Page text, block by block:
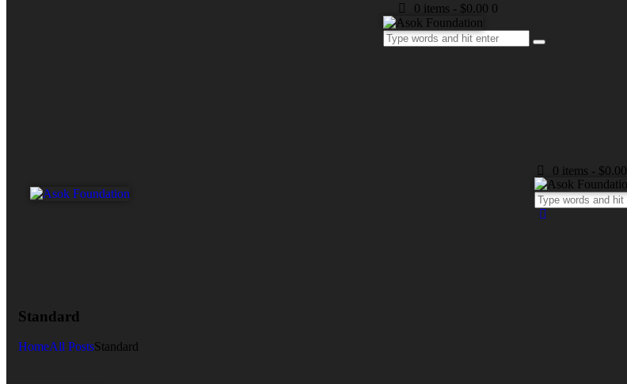
0 items - $0.00 0
0 items - $0.00
Standard
HomeAll PostsStandard